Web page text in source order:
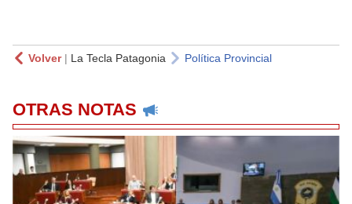
Volver| La Tecla Patagonia Política Provincial
OTRAS NOTAS